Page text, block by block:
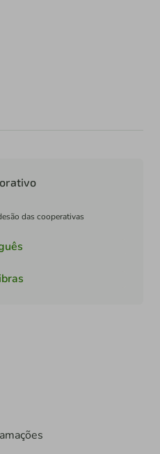
das cooperativas